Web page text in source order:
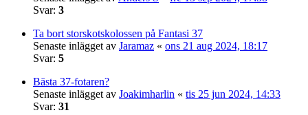
Svar: 3
Ta bort storskotskolossen på Fantasi 37
Senaste inlägget av Jaramaz « ons 21 aug 2024, 18:17
Svar: 5
Bästa 37-fotaren?
Senaste inlägget av Joakimharlin « tis 25 jun 2024, 14:33
Svar: 31